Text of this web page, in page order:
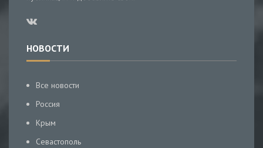
НОВОСТИ
Все новости
Россия
Крым
Севастополь